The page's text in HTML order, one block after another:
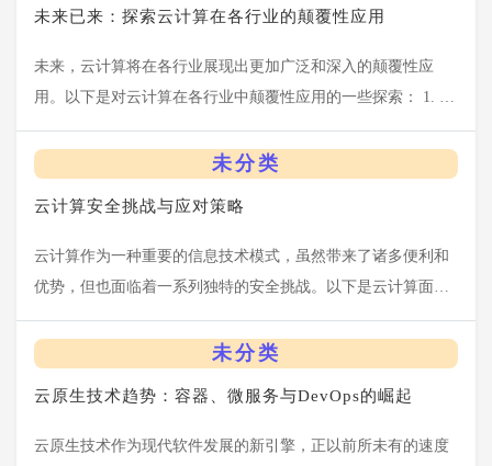
未来已来：探索云计算在各行业的颠覆性应用
未来，云计算将在各行业展现出更加广泛和深入的颠覆性应
用。以下是对云计算在各行业中颠覆性应用的一些探索： 1. 金
融行业 风险管理与决策优化：通过云计算的强大计算能力，金
融机构能够更快速、准确地处理海量...
未分类
云计算安全挑战与应对策略
云计算作为一种重要的信息技术模式，虽然带来了诸多便利和
优势，但也面临着一系列独特的安全挑战。以下是云计算面临
的主要安全挑战及应对策略： 安全挑战 1. 数据安全问题： - 数
据泄露风险：云环境中存储和...未分类
云原生技术趋势：容器、微服务与DevOps的崛起
云原生技术作为现代软件发展的新引擎，正以前所未有的速度